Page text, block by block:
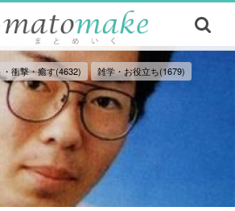
・衝撃・癒す(4632)
雑学・お役立ち(1679)